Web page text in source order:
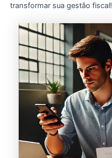
transformar sua gestão fiscal!